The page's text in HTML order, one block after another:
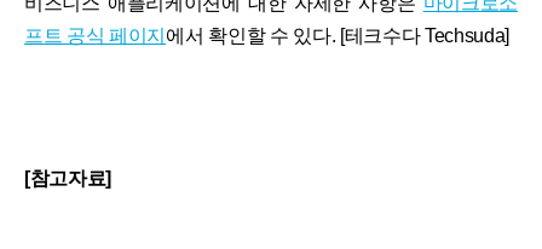
프트 공식 페이지 에서 확인할 수 있다. [테크수다 Techsuda]
[참고자료]